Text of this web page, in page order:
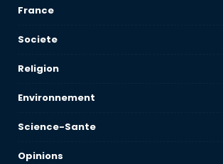
France
Societe
Religion
Environnement
Science-Sante
Opinions